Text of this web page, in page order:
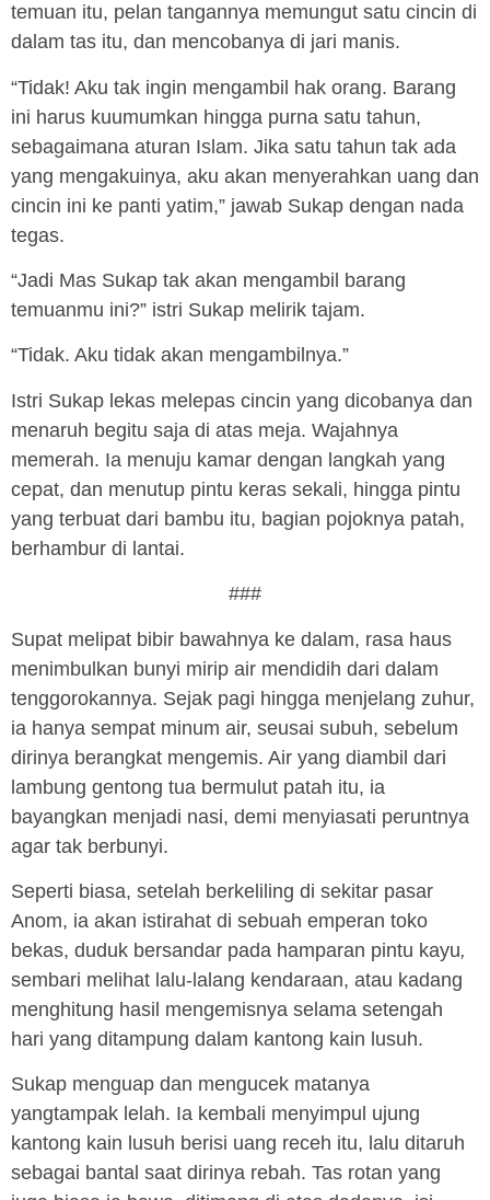
temuan itu, pelan tangannya memungut satu cincin di
dalam tas itu, dan mencobanya di jari manis.
“Tidak! Aku tak ingin mengambil hak orang. Barang
ini harus kuumumkan hingga purna satu tahun,
sebagaimana aturan Islam. Jika satu tahun tak ada
yang mengakuinya, aku akan menyerahkan uang dan
cincin ini ke panti yatim,” jawab Sukap dengan nada
tegas.
“Jadi Mas Sukap tak akan mengambil barang
temuanmu ini?” istri Sukap melirik tajam.
“Tidak. Aku tidak akan mengambilnya.”
Istri Sukap lekas melepas cincin yang dicobanya dan
menaruh begitu saja di atas meja. Wajahnya
memerah. Ia menuju kamar dengan langkah yang
cepat, dan menutup pintu keras sekali, hingga pintu
yang terbuat dari bambu itu, bagian pojoknya patah,
berhambur di lantai.
###
Supat melipat bibir bawahnya ke dalam, rasa haus
menimbulkan bunyi mirip air mendidih dari dalam
tenggorokannya. Sejak pagi hingga menjelang zuhur,
ia hanya sempat minum air, seusai subuh, sebelum
dirinya berangkat mengemis. Air yang diambil dari
lambung gentong tua bermulut patah itu, ia
bayangkan menjadi nasi, demi menyiasati peruntnya
agar tak berbunyi.
Seperti biasa, setelah berkeliling di sekitar pasar
Anom, ia akan istirahat di sebuah emperan toko
bekas, duduk bersandar pada hamparan pintu kayu,
sembari melihat lalu-lalang kendaraan, atau kadang
menghitung hasil mengemisnya selama setengah
hari yang ditampung dalam kantong kain lusuh.
Sukap menguap dan mengucek matanya
yangtampak lelah. Ia kembali menyimpul ujung
kantong kain lusuh berisi uang receh itu, lalu ditaruh
sebagai bantal saat dirinya rebah. Tas rotan yang